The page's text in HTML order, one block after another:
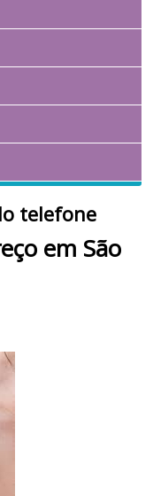
telefone
em São